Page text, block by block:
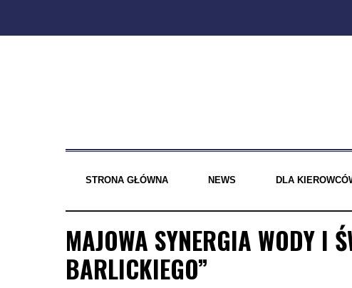
STRONA GŁÓWNA NEWS DLA
MAJOWA SYNERGIA WODY I
BARLICKIEGO”